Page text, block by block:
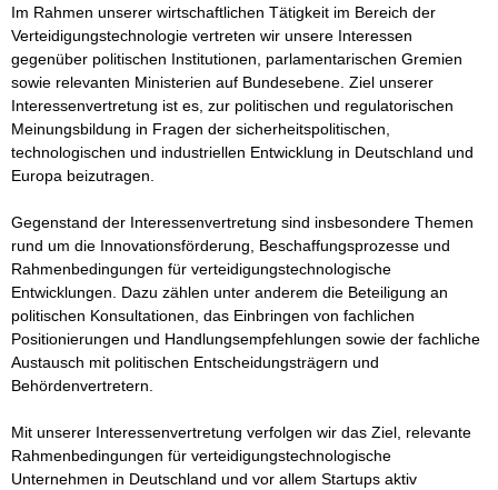
Im Rahmen unserer wirtschaftlichen Tätigkeit im Bereich der
Verteidigungstechnologie vertreten wir unsere Interessen
gegenüber politischen Institutionen, parlamentarischen Gremien
sowie relevanten Ministerien auf Bundesebene. Ziel unserer
Interessenvertretung ist es, zur politischen und regulatorischen
Meinungsbildung in Fragen der sicherheitspolitischen,
technologischen und industriellen Entwicklung in Deutschland und
Europa beizutragen.
Gegenstand der Interessenvertretung sind insbesondere Themen
rund um die Innovationsförderung, Beschaffungsprozesse und
Rahmenbedingungen für verteidigungstechnologische
Entwicklungen. Dazu zählen unter anderem die Beteiligung an
politischen Konsultationen, das Einbringen von fachlichen
Positionierungen und Handlungsempfehlungen sowie der fachliche
Austausch mit politischen Entscheidungsträgern und
Behördenvertretern.
Mit unserer Interessenvertretung verfolgen wir das Ziel, relevante
Rahmenbedingungen für verteidigungstechnologische
Unternehmen in Deutschland und vor allem Startups aktiv